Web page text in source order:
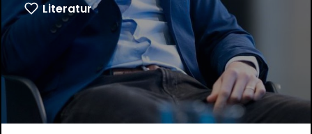
Literatur